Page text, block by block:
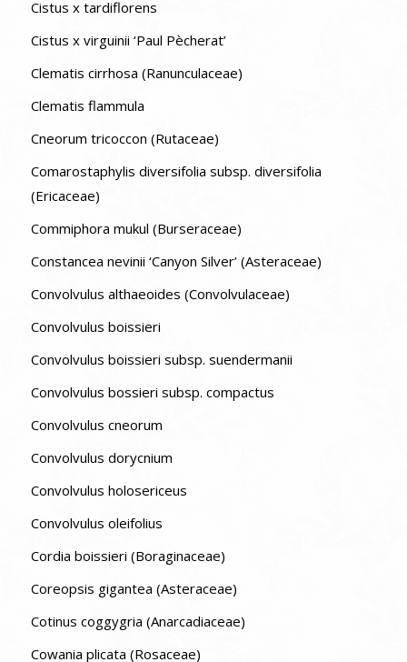
Cistus x tardiflorens
Cistus x virguinii ‘Paul Pècherat’
Clematis cirrhosa (Ranunculaceae)
Clematis flammula
Cneorum tricoccon (Rutaceae)
Comarostaphylis diversifolia subsp. diversifolia
(Ericaceae)
Commiphora mukul (Burseraceae)
Constancea nevinii ‘Canyon Silver’ (Asteraceae)
Convolvulus althaeoides (Convolvulaceae)
Convolvulus boissieri
Convolvulus boissieri subsp. suendermanii
Convolvulus bossieri subsp. compactus
Convolvulus cneorum
Convolvulus dorycnium
Convolvulus holosericeus
Convolvulus oleifolius
Cordia boissieri (Boraginaceae)
Coreopsis gigantea (Asteraceae)
Cotinus coggygria (Anarcadiaceae)
Cowania plicata (Rosaceae)